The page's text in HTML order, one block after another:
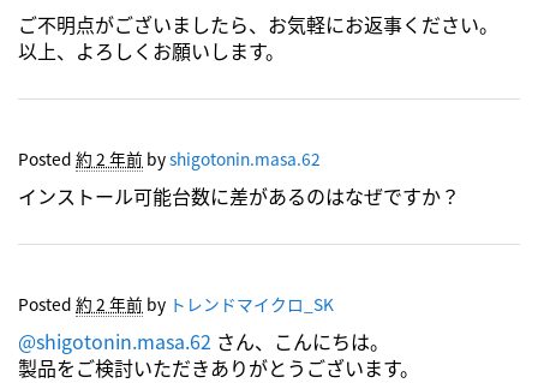
ご不明点がございましたら、お気軽にお返事ください。
以上、よろしくお願いします。
Posted 約 2 年前 byshigotonin.masa.62
インストール可能台数に差があるのはなぜですか？
Posted 約 2 年前 by トレンドマイクロ_SK
@shigotonin.masa.62 さん、こんにちは。
製品をご検討いただきありがとうございます。